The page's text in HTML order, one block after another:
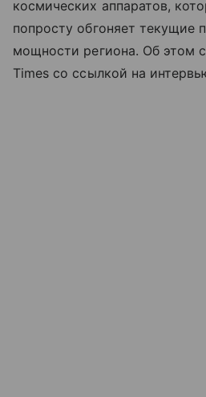
космических аппаратов,
попросту обгоняет текущие
мощности региона. Об этом
Times со ссылкой на